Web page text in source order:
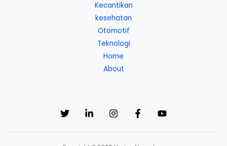
Kecantikan
kesehatan
Otomotif
Teknologi
Home
About